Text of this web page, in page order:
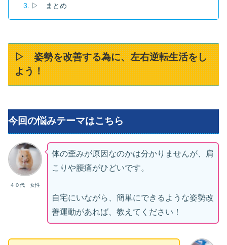
▷ まとめ
▷ 姿勢を改善する為に、左右逆転生活をし
よう！
今回の悩みテーマはこちら
４０代 女性
体の歪みが原因なのかは分かりませんが、肩
こりや腰痛がひどいです。
自宅にいながら、簡単にできるような姿勢改
善運動があれば、教えてください！